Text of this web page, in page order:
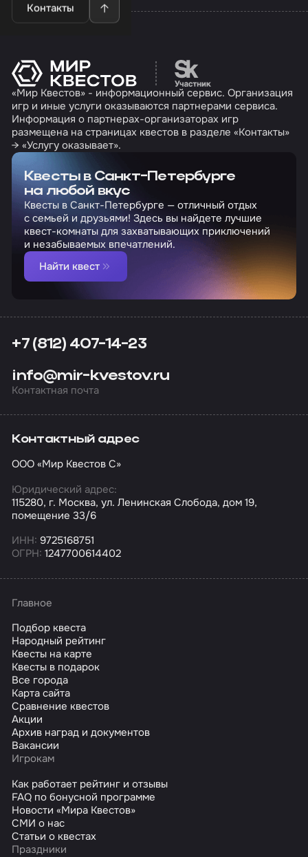
Контакты
Перейти на сайт
«Мир Квестов» - информационный сервис. Организация
игр и иные услуги оказываются партнерами сервиса.
Информация о партнерах-организаторах игр
размещена на страницах квестов в разделе «Контакты»
→ «Услугу оказывает».
Квесты в Санкт-Петербурге
на любой вкус
Квесты в Санкт-Петербурге — отличный отдых
с семьей и друзьями! Здесь вы найдете лучшие
квест-комнаты для захватывающих приключений
и незабываемых впечатлений.
Найти квест
+7 (812) 407-14-23
info@mir-kvestov.ru
Контактная почта
Контактный адрес
ООО «Мир Квестов С»
Юридический адрес:
115280, г. Москва, ул. Ленинская Слобода, дом 19,
помещение 33/6
ИНН: 9725168751
ОГРН: 1247700614402
Главное
Подбор квеста
Народный рейтинг
Квесты на карте
Квесты в подарок
Все города
Карта сайта
Сравнение квестов
Акции
Архив наград и документов
Вакансии
Игрокам
Как работает рейтинг и отзывы
FAQ по бонусной программе
Новости «Мира Квестов»
СМИ о нас
Статьи о квестах
Праздники